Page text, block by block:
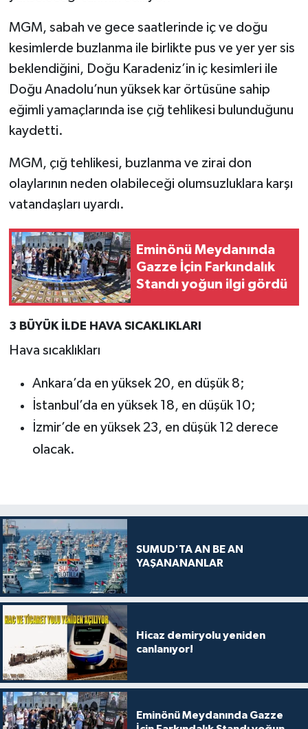
MGM, sabah ve gece saatlerinde iç ve doğu
kesimlerde buzlanma ile birlikte pus ve yer yer sis
beklendiğini, Doğu Karadeniz’in iç kesimleri ile
Doğu Anadolu’nun yüksek kar örtüsüne sahip
eğimli yamaçlarında ise çığ tehlikesi bulunduğunu
kaydetti.
MGM, çığ tehlikesi, buzlanma ve zirai don
olaylarının neden olabileceği olumsuzluklara karşı
vatandaşları uyardı.
Eminönü Meydanında
Gazze İçin Farkındalık
Standı yoğun ilgi gördü
3 BÜYÜK İLDE HAVA SICAKLIKLARI
Hava sıcaklıkları
Ankara’da en yüksek 20, en düşük 8;
İstanbul’da en yüksek 18, en düşük 10;
İzmir’de en yüksek 23, en düşük 12 derece
olacak.
SUMUD'TA AN BE AN
YAŞANANANLAR
Hicaz demiryolu yeniden
canlanıyor!
Eminönü Meydanında Gazze